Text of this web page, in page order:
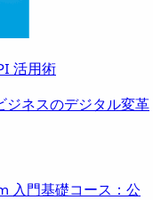
活用術
ネスのデジタル変革
入門基礎コース：公